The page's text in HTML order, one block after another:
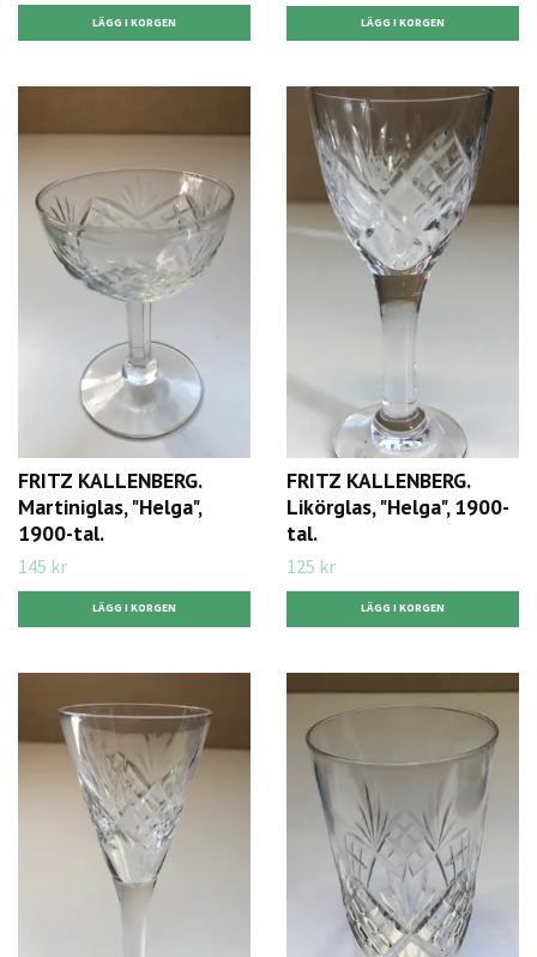
FRITZ KALLENBERG.
Martiniglas, "Helga",
1900-tal.
145 kr
FRITZ KALLENBERG.
Likörglas, "Helga", 1900-
tal.
125 kr